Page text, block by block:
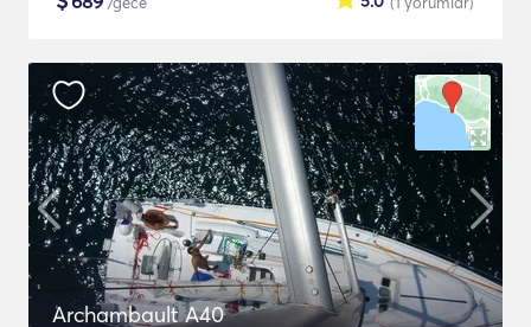
Archambault A40